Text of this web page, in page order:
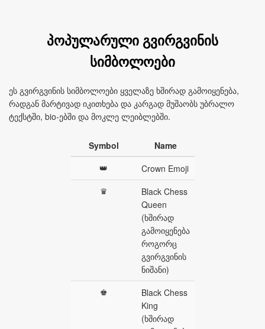
პოპულარული გვირგვინის
სიმბოლოები
ეს გვირგვინის სიმბოლოები ყველაზე ხშირად გამოიყენება,
რადგან მარტივად იკითხება და კარგად მუშაობს უბრალო
ტექსტში, bio-ებში და მოკლე ლეიბლებში.
Symbol
Name
👑
Crown Emoji
♛
Black Chess
Queen
(ხშირად
გამოიყენება
როგორც
გვირგვინის
ნიშანი)
♚
Black Chess
King
(ხშირად